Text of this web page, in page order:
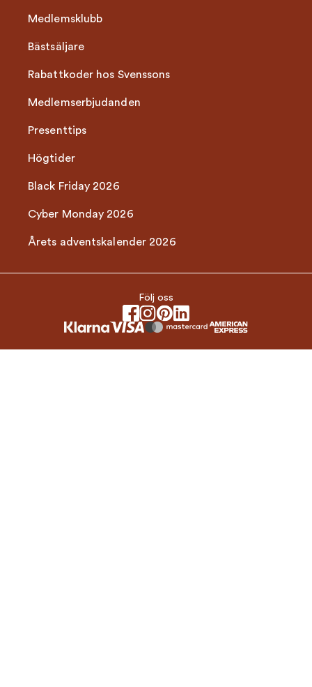
Medlemsklubb
Bästsäljare
Rabattkoder hos Svenssons
Medlemserbjudanden
Presenttips
Högtider
Black Friday 2026
Cyber Monday 2026
Årets adventskalender 2026
Följ oss